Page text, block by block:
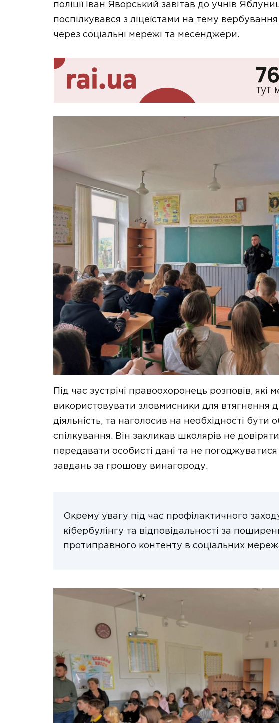
поліції Іван Яворський завітав до учнів
поспілкувався з ліцеїстами на тему
через соціальні мережі та месенджери.
Під час зустрічі правоохоронець розповів, які
використовувати зловмисники для втягнення
діяльність, та наголосив на необхідності
спілкування. Він закликав школярів не
передавати особисті дані та не
завдань за грошову винагороду.
Окрему увагу під час профілактичного
кібербулінгу та відповідальності за
протиправного контенту в соціальних